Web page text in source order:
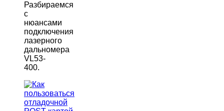
Разбираемся
с
нюансами
подключения
лазерного
дальномера
VL53-
400.